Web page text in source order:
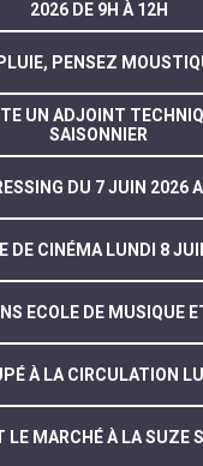
2026 DE 9H À 12H
PENSEZ
UN ADJOINT
SAISONNIER
DU 7 JUIN 2026
DE CINÉMA LUNDI 8
ECOLE DE MUSIQUE
À LA CIRCULATION
LE MARCHÉ À LA SUZE